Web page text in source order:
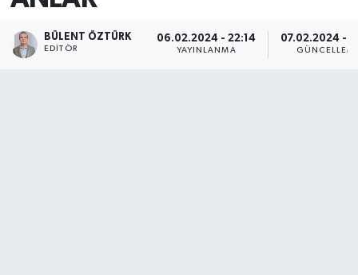
BÜLENT ÖZTÜRK
EDITÖR
06.02.2024 - 22:14
YAYINLANMA
07.02.2024 -